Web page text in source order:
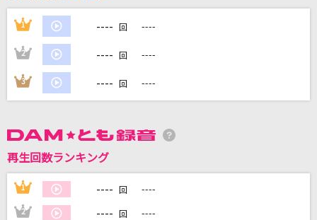
DAMの新曲・ランキングなど
DAMに会員登録・ログインして
1 ---- 回 ----
2 ---- 回 ----
3 ---- 回 ----
再生回数ランキング
1 ---- 回 ----
2 ---- 回 ----